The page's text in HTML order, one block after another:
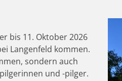
bis 11. Oktober 2026
Langenfeld kommen.
sondern auch
und -pilger.